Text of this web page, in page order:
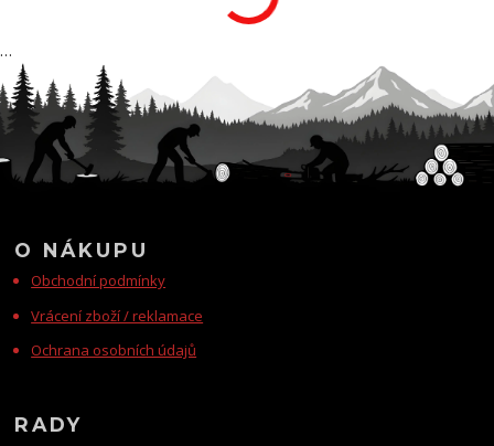
O NÁKUPU
Obchodní podmínky
Vrácení zboží / reklamace
Ochrana osobních údajů
RADY
…